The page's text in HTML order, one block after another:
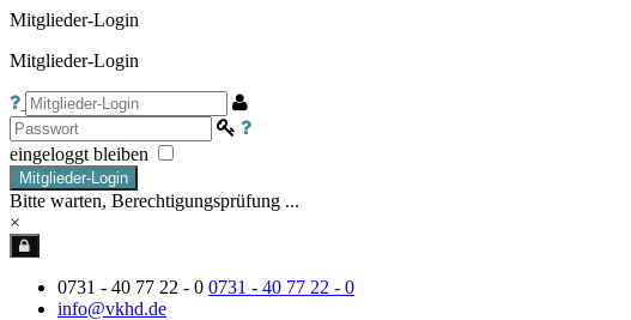
Mitglieder-Login
Mitglieder-Login
eingeloggt bleiben
Mitglieder-Login
Bitte warten, Berechtigungsprüfung ...
×
0731 - 40 77 22 - 0 0731 - 40 77 22 - 0
info@vkhd.de